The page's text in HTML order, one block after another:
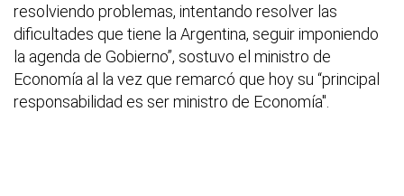
resolviendo problemas, intentando resolver las
dificultades que tiene la Argentina, seguir imponiendo
la agenda de Gobierno”, sostuvo el ministro de
Economía al la vez que remarcó que hoy su “principal
responsabilidad es ser ministro de Economía".